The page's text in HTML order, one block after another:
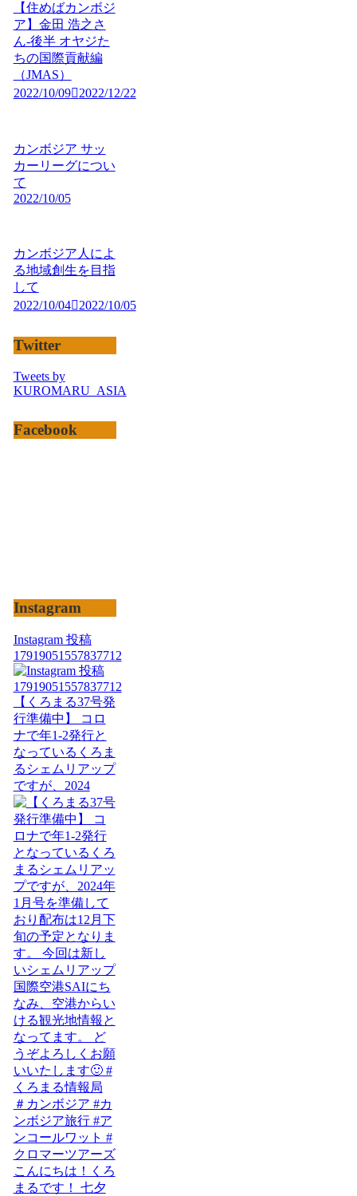
【住めばカンボジ
ア】金田 浩之さ
ん-後半 オヤジた
ちの国際貢献編
（JMAS）
2022/10/09
2022/12/22
カンボジア サッ
カーリーグについ
て
2022/10/05
カンボジア人によ
る地域創生を目指
して
2022/10/04
2022/10/05
Twitter
Tweets by
KUROMARU_ASIA
Facebook
Instagram
Instagram 投稿
17919051557837712
【くろまる37号発
行準備中】 コロ
ナで年1-2発行と
なっているくろま
るシェムリアップ
ですが、2024
こんにちは！くろ
まるです！ 七夕